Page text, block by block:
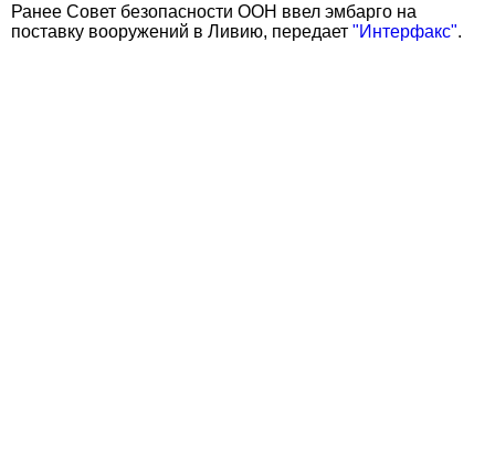
Ранее Совет безопасности ООН ввел эмбарго на
поставку вооружений в Ливию, передает "Интерфакс".